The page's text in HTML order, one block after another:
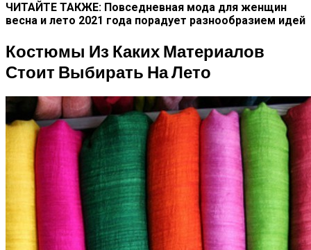
ЧИТАЙТЕ ТАКЖЕ: Повседневная мода для женщин
весна и лето 2021 года порадует разнообразием идей
Костюмы Из Каких Материалов
Стоит Выбирать На Лето